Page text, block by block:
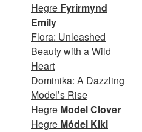
Hegre Fyrirmynd
Emily
Flora: Unleashed
Beauty with a Wild
Heart
Dominika: A Dazzling
Model’s Rise
Hegre Model Clover
Hegre Módel Kiki